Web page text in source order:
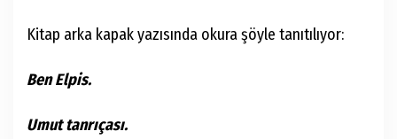
Kitap arka kapak yazısında okura şöyle tanıtılıyor:
Ben Elpis.
Umut tanrıçası.